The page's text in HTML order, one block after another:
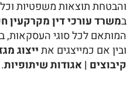
והבטחת תוצאות משפטיות
במשרד עורכי דין מקרקעין
המותאם לכל סוגי העסקאות,
ובין אם כמייצגים אתייצוג
קיבוצים | אגודות שיתופיות.